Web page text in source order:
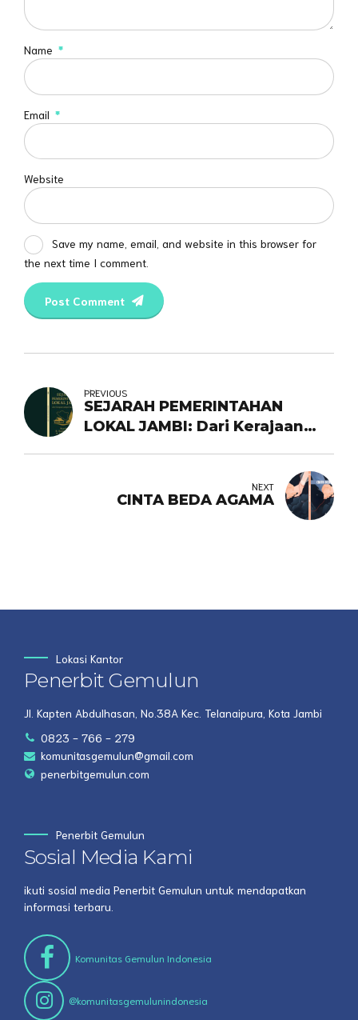
Name *
Email *
Website
Save my name, email, and website in this browser for
the next time I comment.
Post Comment
PREVIOUS
SEJARAH PEMERINTAHAN
LOKAL JAMBI: Dari Kerajaan
NEXT
CINTA BEDA AGAMA
Lokasi Kantor
Penerbit Gemulun
Jl. Kapten Abdulhasan, No.38A Kec. Telanaipura, Kota Jambi
0823 - 766 - 279
komunitasgemulun@gmail.com
penerbitgemulun.com
Penerbit Gemulun
Sosial Media Kami
ikuti sosial media Penerbit Gemulun untuk mendapatkan
informasi terbaru.
Komunitas Gemulun Indonesia
@komunitasgemulunindonesia